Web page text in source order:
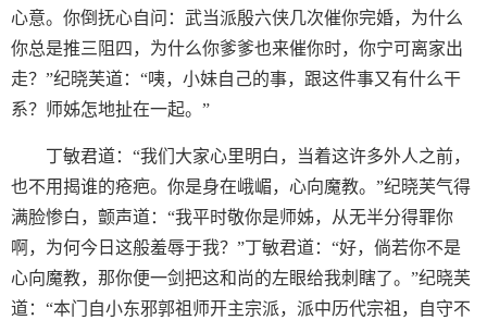
心意。你倒抚心自问：武当派殷六侠几次催你完婚，为什么
你总是推三阻四，为什么你爹爹也来催你时，你宁可离家出
走？”纪晓芙道：“咦，小妹自己的事，跟这件事又有什么干
系？师姊怎地扯在一起。”
丁敏君道：“我们大家心里明白，当着这许多外人之前，
也不用揭谁的疮疤。你是身在峨嵋，心向魔教。”纪晓芙气得
满脸惨白，颤声道：“我平时敬你是师姊，从无半分得罪你
啊，为何今日这般羞辱于我？”丁敏君道：“好，倘若你不是
心向魔教，那你便一剑把这和尚的左眼给我刺瞎了。”纪晓芙
道：“本门自小东邪郭祖师开主宗派，派中历代宗祖，自守不